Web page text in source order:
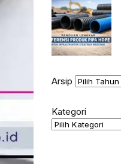
Arsip
Kategori